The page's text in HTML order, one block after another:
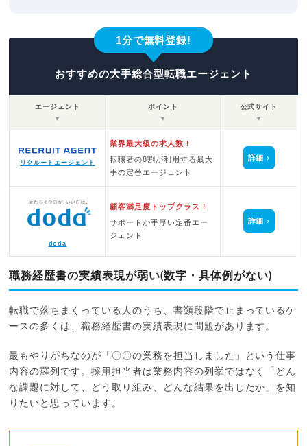
1分で無料登録!
おすすめの大手総合型転職エージェント
エージェント
▼
ポイント
▼
公式サイト
▼
リクルートエージェント
業界最大級の求人数！
転職者の8割が利用する最大
手の定番エージェント
詳細
doda
顧客満足度トップクラス！
サポートが手厚い定番エー
ジェント
詳細
職務経歴書の実績表現が弱い(数字・具体例がない)
転職で落ちまくっている人のうち、書類段階で止まっているケ
ースの多くは、職務経歴書の実績表現に問題があります。
最もやりがちなのが「〇〇の業務を担当しました」という仕事
内容の羅列です。採用担当者は業務内容の列挙ではなく「どん
な課題に対して、どう取り組み、どんな結果を出したか」を知
りたいと思っています。